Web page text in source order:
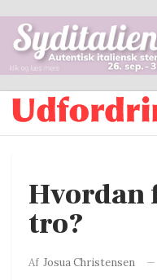
Hvordan
tro?
Af Josua Christensen